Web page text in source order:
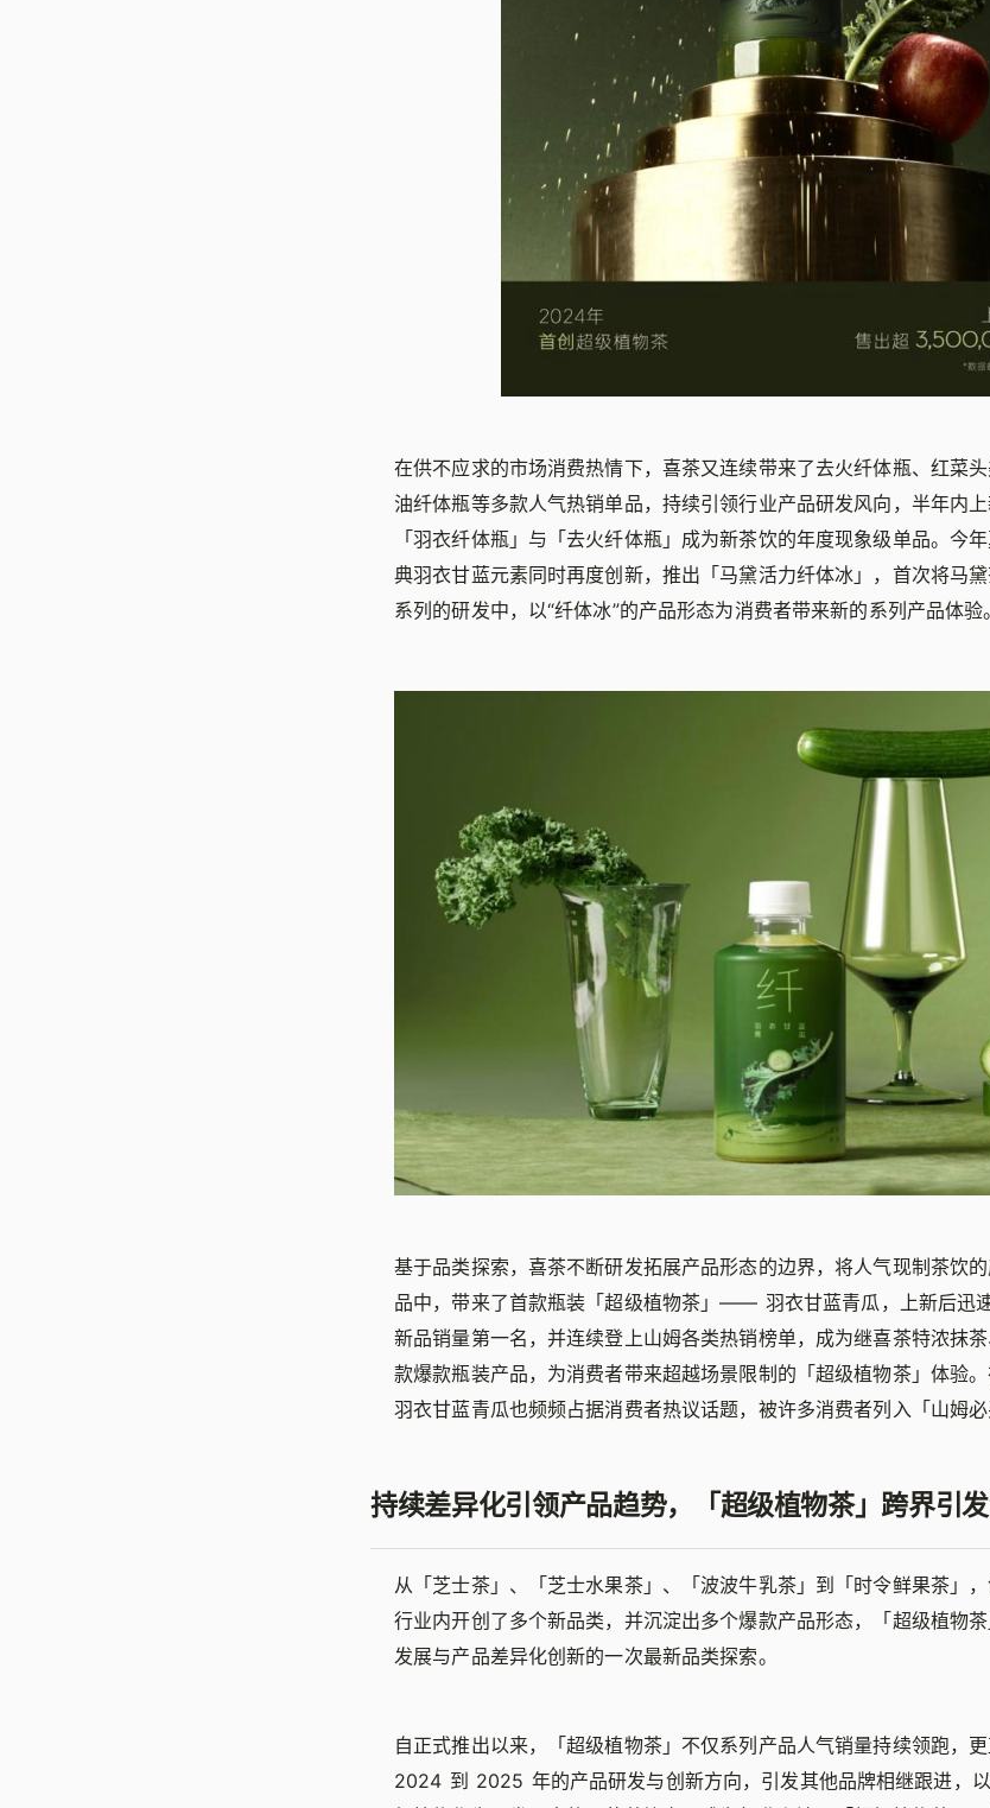
在供不应求的市场消费热情下，喜茶又连续带来了去火纤体瓶、红菜
油纤体瓶等多款人气热销单品，持续引领行业产品研发风向，半年内
「羽衣纤体瓶」与「去火纤体瓶」成为新茶饮的年度现象级单品。今
典羽衣甘蓝元素同时再度创新，推出「马黛活力纤体冰」，首次将马黛
系列的研发中，以“纤体冰”的产品形态为消费者带来新的系列产品体验。
基于品类探索，喜茶不断研发拓展产品形态的边界，将人气现制茶饮
品中，带来了首款瓶装「超级植物茶」—— 羽衣甘蓝青瓜，上新后迅
新品销量第一名，并连续登上山姆各类热销榜单，成为继喜茶特浓抹
款爆款瓶装产品，为消费者带来超越场景限制的「超级植物茶」体验
羽衣甘蓝青瓜也频频占据消费者热议话题，被许多消费者列入「山姆必
持续差异化引领产品趋势，「超级植物茶」跨界引
从「芝士茶」、「芝士水果茶」、「波波牛乳茶」到「时令鲜果茶」
行业内开创了多个新品类，并沉淀出多个爆款产品形态，「超级植物
发展与产品差异化创新的一次最新品类探索。
自正式推出以来，「超级植物茶」不仅系列产品人气销量持续领跑，
2024 到 2025 年的产品研发与创新方向，引发其他品牌相继跟进，